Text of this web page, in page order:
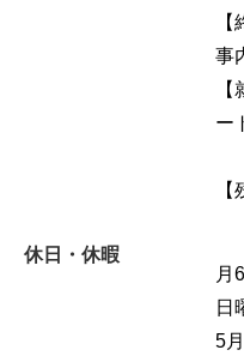
事
ー
休日・休暇
月
日
5